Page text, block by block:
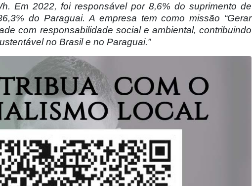
Em 2022, foi responsável por 8,6% do suprimento de
do Paraguai. A empresa tem como missão “Gerar
com responsabilidade social e ambiental, contribuindo
no Brasil e no Paraguai.”